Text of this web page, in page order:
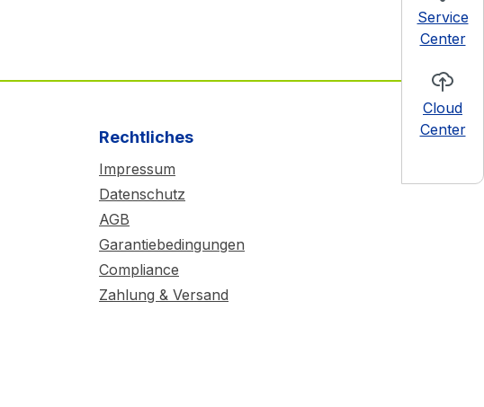
Service
Center
Cloud
Center
Rechtliches
Impressum
Datenschutz
AGB
Garantiebedingungen
Compliance
Zahlung & Versand